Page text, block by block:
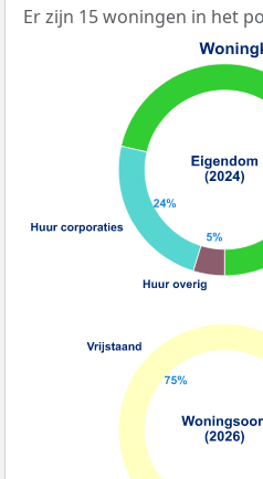
Er zijn 15 woningen in het